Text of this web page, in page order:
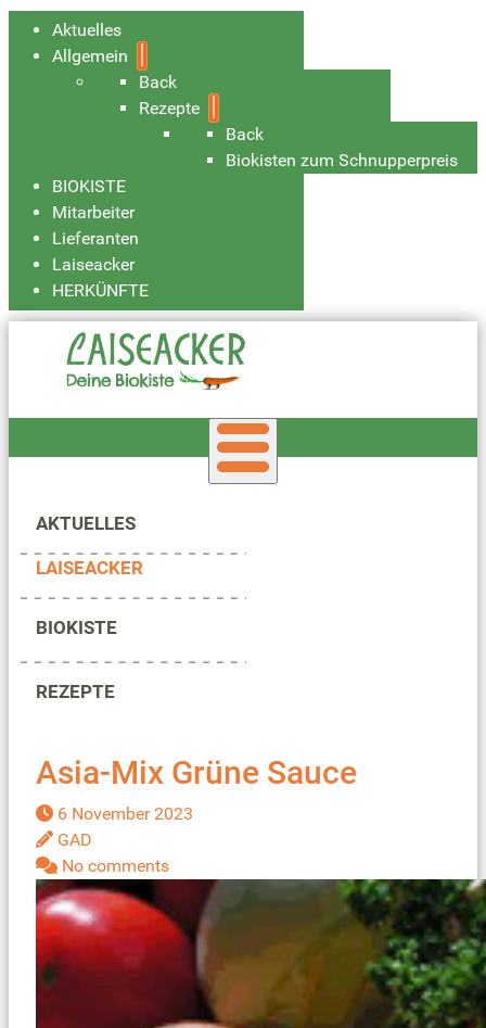
Aktuelles
Allgemein
Back
Rezepte
Back
Biokisten zum Schnupperpreis
BIOKISTE
Mitarbeiter
Lieferanten
Laiseacker
HERKÜNFTE
AKTUELLES
LAISEACKER
BIOKISTE
REZEPTE
Asia-Mix Grüne Sauce
6 November 2023
GAD
No comments